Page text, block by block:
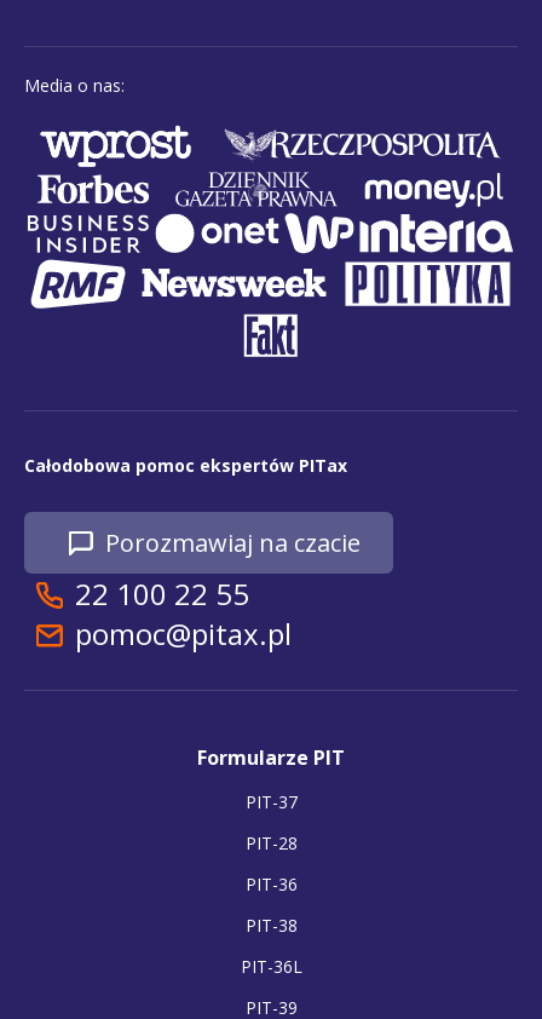
Media o nas:
Całodobowa pomoc ekspertów PITax
Porozmawiaj na czacie
22 100 22 55
pomoc@pitax.pl
Formularze PIT
PIT-37
PIT-28
PIT-36
PIT-38
PIT-36L
PIT-39